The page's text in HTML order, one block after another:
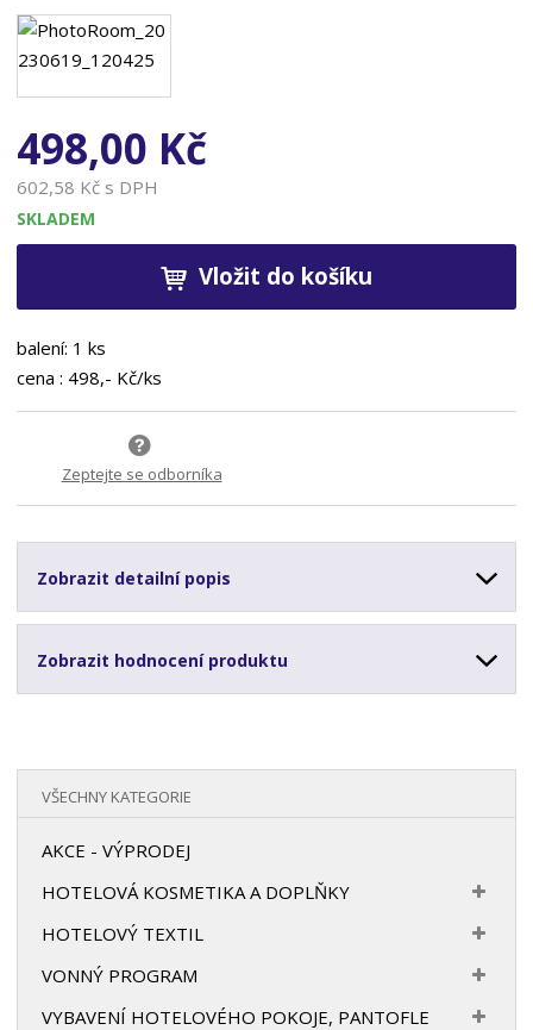
498,00 Kč
602,58 Kč s DPH
SKLADEM
Vložit do košíku
balení: 1 ks
cena : 498,- Kč/ks
Zeptejte se odborníka
Zobrazit detailní popis
Zobrazit hodnocení produktu
VŠECHNY KATEGORIE
AKCE - VÝPRODEJ
HOTELOVÁ KOSMETIKA A DOPLŇKY
HOTELOVÝ TEXTIL
VONNÝ PROGRAM
VYBAVENÍ HOTELOVÉHO POKOJE, PANTOFLE